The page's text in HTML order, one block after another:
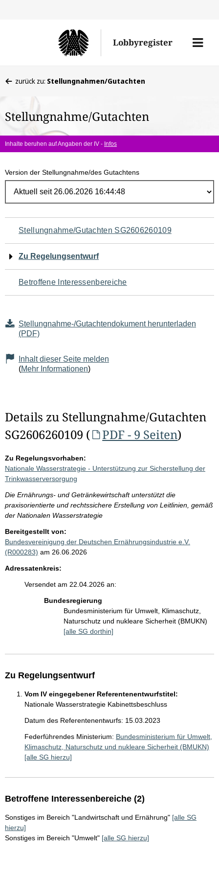
Lobbyregister
Menü
befinden
hier:
zurück zu: Stellungnahmen/Gutachten
Stellungnahme/Gutachten
Inhalte beruhen auf Angaben der IV - Infos
Version der Stellungnahme/des Gutachtens
Navigation
für
den
Seiteninhalt
Stellungnahme/Gutachten SG2606260109
Zu Regelungsentwurf
Betroffene Interessenbereiche
Stellungnahme-/Gutachtendokument herunterladen
(PDF)
Inhalt dieser Seite melden
(Mehr Informationen)
Details zu Stellungnahme/Gutachten
SG2606260109 (
PDF - 9 Seiten)
Zu Regelungsvorhaben:
Nationale Wasserstrategie - Unterstützung zur Sicherstellung der
Trinkwasserversorgung
Die Ernährungs- und Getränkewirtschaft unterstützt die
praxisorientierte und rechtssichere Erstellung von Leitlinien, gemäß
der Nationalen Wasserstrategie
Bereitgestellt von:
Bundesvereinigung der Deutschen Ernährungsindustrie e.V.
(R000283) am 26.06.2026
Adressatenkreis:
Versendet am 22.04.2026 an:
Bundesregierung
Bundesministerium für Umwelt, Klimaschutz,
Naturschutz und nukleare Sicherheit (BMUKN)
[alle SG dorthin]
Zu Regelungsentwurf
Vom IV eingegebener Referentenentwurfstitel:
Nationale Wasserstrategie Kabinettsbeschluss
Datum des Referentenentwurfs: 15.03.2023
Federführendes Ministerium: Bundesministerium für Umwelt,
Klimaschutz, Naturschutz und nukleare Sicherheit (BMUKN)
[alle SG hierzu]
Betroffene Interessenbereiche (2)
Sonstiges im Bereich "Landwirtschaft und Ernährung" [alle SG
hierzu]
Sonstiges im Bereich "Umwelt" [alle SG hierzu]